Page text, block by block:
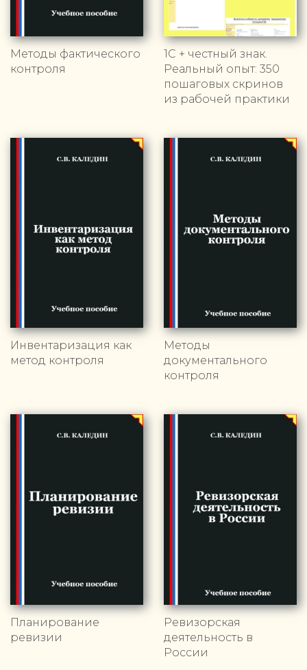
Методы фактического
контроля
1С + честный знак.
Реальный опыт: 350
пошаговых скринов
из рабочей практики
Инвентаризация как
метод контроля
Методы
документального
контроля
Планирование
ревизии
Ревизорская
деятельность в
России